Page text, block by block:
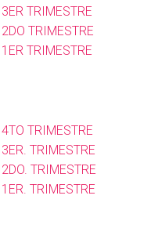
TRIMESTRE
TRIMESTRE
TRIMESTRE
TRIMESTRE
TRIMESTRE
2DO. TRIMESTRE
TRIMESTRE